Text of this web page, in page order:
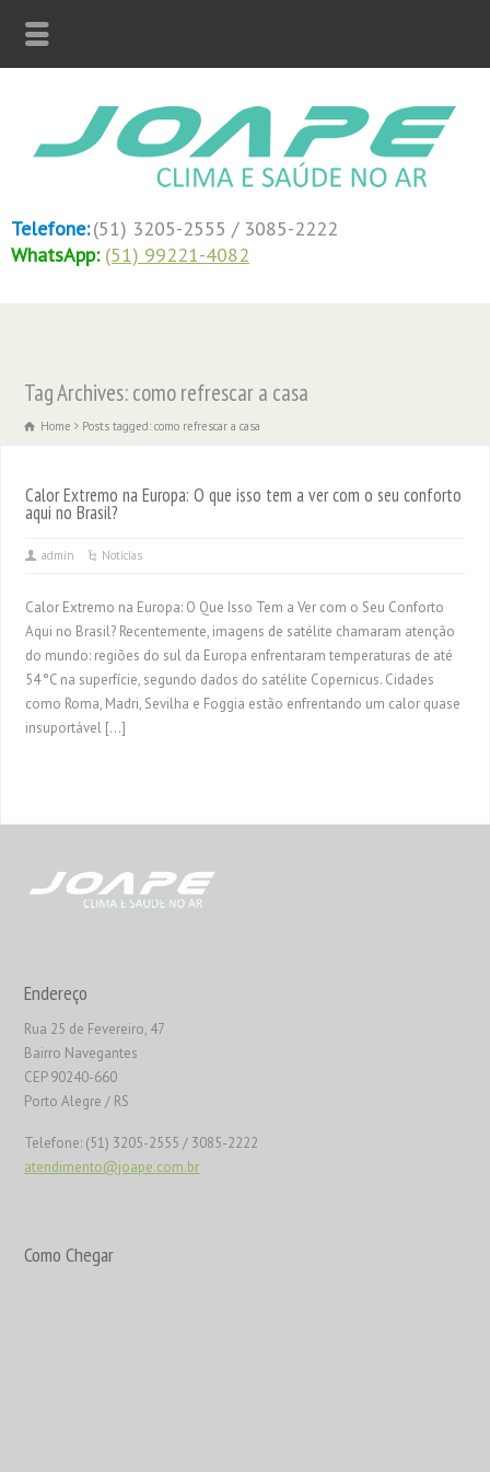
Telefone:(51) 3205-2555 / 3085-2222
WhatsApp: (51) 99221-4082
Tag Archives: como refrescar a casa
Home Posts tagged: como refrescar a casa
Calor Extremo na Europa: O que isso tem a ver com o seu conforto
aqui no Brasil?
admin Notícias
Calor Extremo na Europa: O Que Isso Tem a Ver com o Seu Conforto
Aqui no Brasil? Recentemente, imagens de satélite chamaram atenção
do mundo: regiões do sul da Europa enfrentaram temperaturas de até
54 °C na superfície, segundo dados do satélite Copernicus. Cidades
como Roma, Madri, Sevilha e Foggia estão enfrentando um calor quase
insuportável […]
Endereço
Rua 25 de Fevereiro, 47
Bairro Navegantes
CEP 90240-660
Porto Alegre / RS
Telefone: (51) 3205-2555 / 3085-2222
atendimento@joape.com.br
Como Chegar